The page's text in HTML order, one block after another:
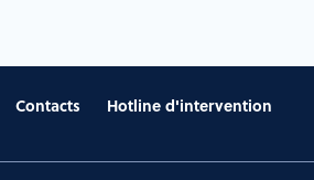
Contacts Hotline d'intervention